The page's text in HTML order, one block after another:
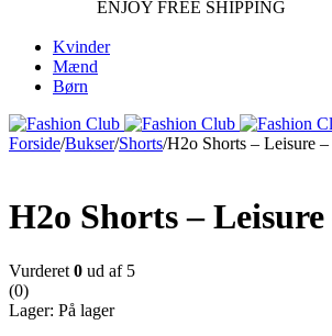
ENJOY FREE SHIPPING
Kvinder
Mænd
Børn
Forside/Bukser/Shorts/H2o Shorts – Leisure
H2o Shorts –
Vurderet 0 ud af 5
(0)
Lager: På lager